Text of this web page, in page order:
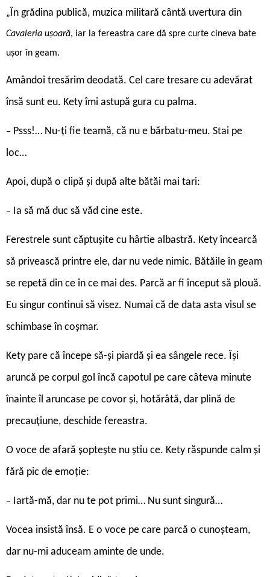
„ În grădina publică, muzica militară cântă uvertura din
Cavaleria ușoară, iar la fereastra care dă spre curte cineva bate
ușor în geam.
Amândoi tresărim deodată. Cel care tresare cu adevărat
însă sunt eu. Kety îmi astupă gura cu palma.
– Psss!… Nu-ți fie teamă, că nu e bărbatu-meu. Stai pe
loc…
Apoi, după o clipă și după alte bătăi mai tari:
– Ia să mă duc să văd cine este.
Ferestrele sunt căptușite cu hârtie albastră. Kety încearcă
să privească printre ele, dar nu vede nimic. Bătăile în geam
se repetă din ce în ce mai des. Parcă ar fi început să plouă.
Eu singur continui să visez. Numai că de data asta visul se
schimbase în coșmar.
Kety pare că începe să-și piardă și ea sângele rece. Își
aruncă pe corpul gol încă capotul pe care câteva minute
înainte îl aruncase pe covor și, hotărâtă, dar plină de
precauțiune, deschide fereastra.
O voce de afară șoptește nu știu ce. Kety răspunde calm și
fără pic de emoție:
– Iartă-mă, dar nu te pot primi… Nu sunt singură…
Vocea insistă însă. E o voce pe care parcă o cunoșteam,
dar nu-mi aduceam aminte de unde.